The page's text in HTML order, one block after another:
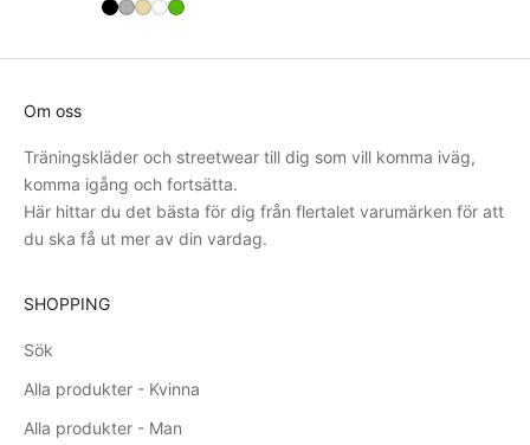
Om oss
Träningskläder och streetwear till dig som vill komma iväg,
komma igång och fortsätta.
Här hittar du det bästa för dig från flertalet varumärken för att
du ska få ut mer av din vardag.
SHOPPING
Sök
Alla produkter - Kvinna
Alla produkter - Man